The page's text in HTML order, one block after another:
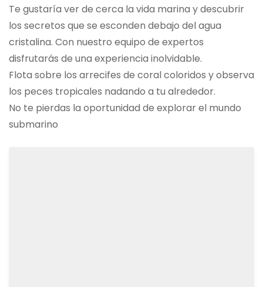
Te gustaría ver de cerca la vida marina y descubrir
los secretos que se esconden debajo del agua
cristalina. Con nuestro equipo de expertos
disfrutarás de una experiencia inolvidable.
Flota sobre los arrecifes de coral coloridos y observa
los peces tropicales nadando a tu alrededor.
No te pierdas la oportunidad de explorar el mundo
submarino